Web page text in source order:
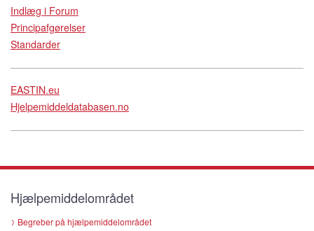
Indlæg i Forum
Principafgørelser
Standarder
EASTIN.eu
Hjelpemiddeldatabasen.no
Hjælpemiddelområdet
Begreber på hjælpemiddelområdet